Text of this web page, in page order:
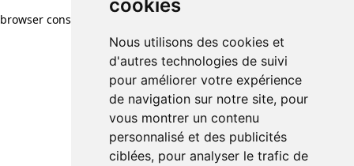
cookies
Nous utilisons des cookies et
d'autres technologies de suivi
pour améliorer votre expérience
de navigation sur notre site, pour
vous montrer un contenu
personnalisé et des publicités
ciblées, pour analyser le trafic de
browser console for more information)